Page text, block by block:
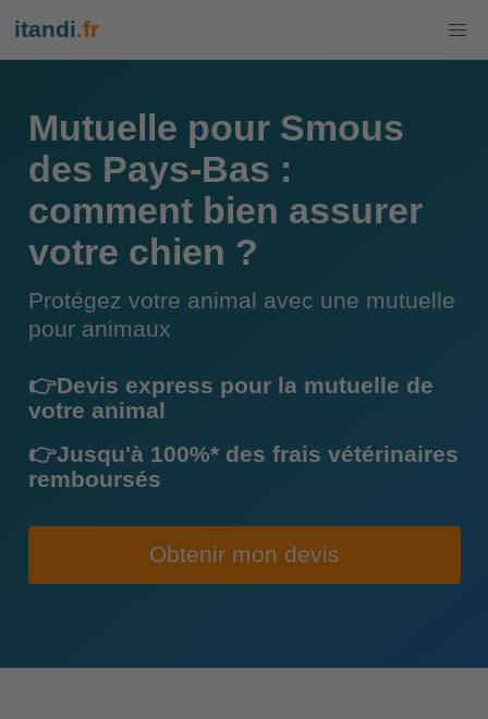
itandi.fr
Mutuelle pour Smous
des Pays-Bas :
comment bien assurer
votre chien ?
Protégez votre animal avec une mutuelle
pour animaux
👉Devis express pour la mutuelle de
votre animal
👉Jusqu'à 100%* des frais vétérinaires
remboursés
Obtenir mon devis